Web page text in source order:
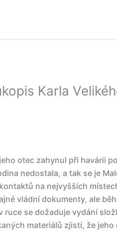
Karla
otec zahynul při havárii
nedostala, a tak se je
na nejvyšších
vládní dokumenty, ale
ruce se dožaduje vydání
materiálů zjistí, že jeho